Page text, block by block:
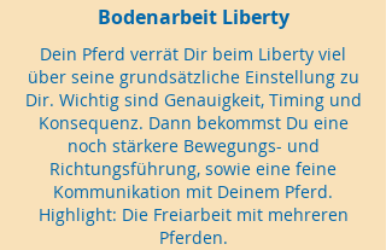
Bodenarbeit Liberty
Dein Pferd verrät Dir beim Liberty viel
über seine grundsätzliche Einstellung zu
Dir. Wichtig sind Genauigkeit, Timing und
Konsequenz. Dann bekommst Du eine
noch stärkere Bewegungs- und
Richtungsführung, sowie eine feine
Kommunikation mit Deinem Pferd.
Highlight: Die Freiarbeit mit mehreren
Pferden.